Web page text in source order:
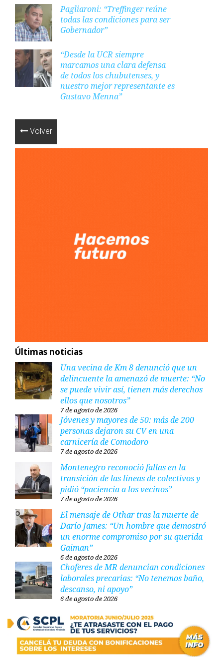
Pagliaroni: “Treffinger reúne
todas las condiciones para ser
Gobernador”
“Desde la UCR siempre
marcamos una clara defensa
de todos los chubutenses, y
nuestro mejor representante es
Gustavo Menna”
Volver
Últimas noticias
Una vecina de Km 8 denunció que un
delincuente la amenazó de muerte: “No
se puede vivir así, tienen más derechos
ellos que nosotros”
7 de agosto de 2026
Jóvenes y mayores de 50: más de 200
personas dejaron su CV en una
carnicería de Comodoro
7 de agosto de 2026
Montenegro reconoció fallas en la
transición de las líneas de colectivos y
pidió “paciencia a los vecinos”
7 de agosto de 2026
El mensaje de Othar tras la muerte de
Darío James: “Un hombre que demostró
un enorme compromiso por su querida
Gaiman”
6 de agosto de 2026
Choferes de MR denuncian condiciones
laborales precarias: “No tenemos baño,
descanso, ni apoyo”
6 de agosto de 2026